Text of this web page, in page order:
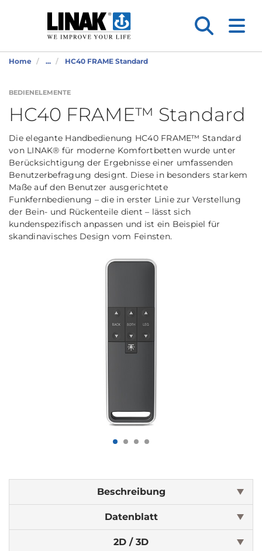
Home ... HC40 FRAME Standard
BEDIENELEMENTE
HC40 FRAME™ Standard
Die elegante Handbedienung HC40 FRAME™ Standard
von LINAK® für moderne Komfortbetten wurde unter
Berücksichtigung der Ergebnisse einer umfassenden
Benutzerbefragung designt. Diese in besonders starkem
Maße auf den Benutzer ausgerichtete
Funkfernbedienung – die in erster Linie zur Verstellung
der Bein- und Rückenteile dient – lässt sich
kundenspezifisch anpassen und ist ein Beispiel für
skandinavisches Design vom Feinsten.
Beschreibung
Datenblatt
2D / 3D